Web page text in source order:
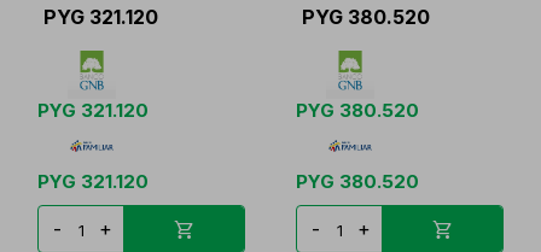
PYG 321.120
PYG 321.120
PYG 321.120
- +
PYG 380.520
PYG 380.520
PYG 380.520
- +